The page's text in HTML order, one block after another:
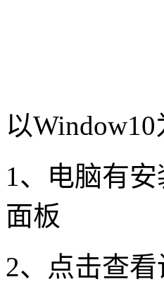
以Window10
1、电脑有
面板
2、点击查